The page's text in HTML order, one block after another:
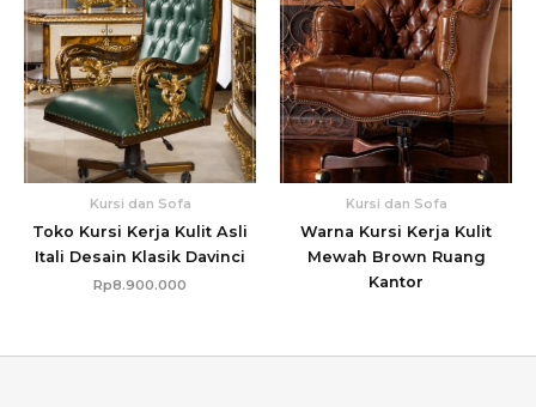
Kursi dan Sofa
Toko Kursi Kerja Kulit Asli
Itali Desain Klasik Davinci
Rp8.900.000
Kursi dan Sofa
Warna Kursi Kerja Kulit
Mewah Brown Ruang
Kantor